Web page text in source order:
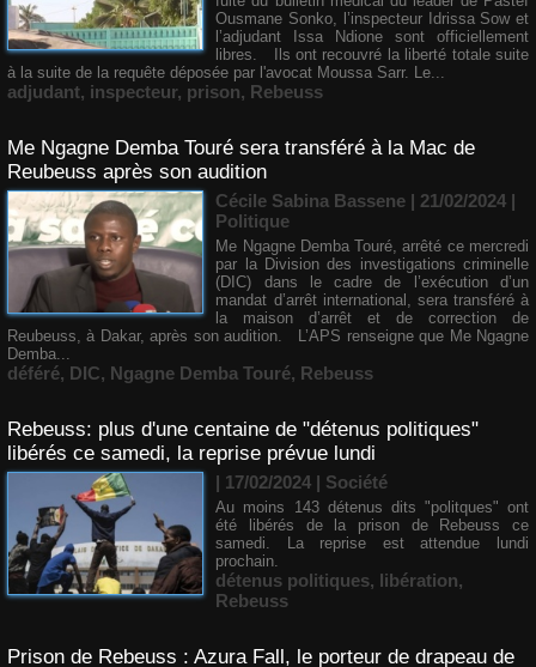
Ousmane Sonko, l’inspecteur Idrissa Sow et
l’adjudant Issa Ndione sont officiellement
libres. Ils ont recouvré la liberté totale suite
à la suite de la requête déposée par l'avocat Moussa Sarr. Le...
adjudant, inspecteur, prison, Rebeuss
Me Ngagne Demba Touré sera transféré à la Mac de
Reubeuss après son audition
Cécile Sabina Bassene | 21/02/2024 |
Politique
Me Ngagne Demba Touré, arrêté ce mercredi
par la Division des investigations criminelle
(DIC) dans le cadre de l’exécution d’un
mandat d’arrêt international, sera transféré à
la maison d’arrêt et de correction de
Reubeuss, à Dakar, après son audition. L’APS renseigne que Me Ngagne
Demba...
déféré, DIC, Ngagne Demba Touré, Rebeuss
Rebeuss: plus d'une centaine de "détenus politiques"
libérés ce samedi, la reprise prévue lundi
| 17/02/2024 | Société
Au moins 143 détenus dits "politques" ont
été libérés de la prison de Rebeuss ce
samedi. La reprise est attendue lundi
prochain.
détenus politiques, libération,
Rebeuss
Prison de Rebeuss : Azura Fall, le porteur de drapeau de